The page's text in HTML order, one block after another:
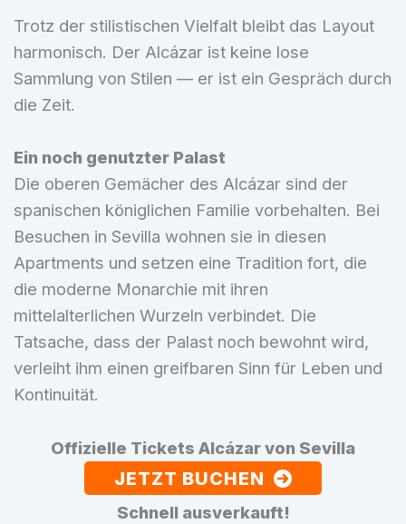
Trotz der stilistischen Vielfalt bleibt das Layout
harmonisch. Der Alcázar ist keine lose
Sammlung von Stilen — er ist ein Gespräch durch
die Zeit.
Ein noch genutzter Palast
Die oberen Gemächer des Alcázar sind der
spanischen königlichen Familie vorbehalten. Bei
Besuchen in Sevilla wohnen sie in diesen
Apartments und setzen eine Tradition fort, die
die moderne Monarchie mit ihren
mittelalterlichen Wurzeln verbindet. Die
Tatsache, dass der Palast noch bewohnt wird,
verleiht ihm einen greifbaren Sinn für Leben und
Kontinuität.
Offizielle Tickets Alcázar von Sevilla
JETZT BUCHEN
Schnell ausverkauft!